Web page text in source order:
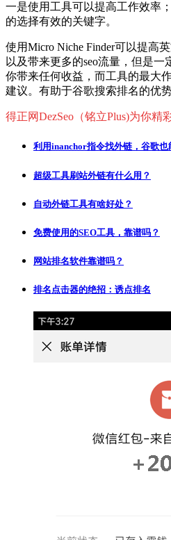
一是使用工具可以提高工作效率
的选择有效的关键字。
使用Micro Niche Finder可以提高英
以及带来更多的seo流量，但是
你带来任何收益，而工具的最大
建议。有助于谷歌搜索排名的优势
得正网DezSeo（铭立Plus)为你
利用inanchor指令找外链，谷歌也
超级工具刷站外链有什么用？
自动外链工具有啥好处？
免费使用的SEO工具，靠谱吗？
网站排名软件靠谱吗？
排名点击器的绝招：诱点排名